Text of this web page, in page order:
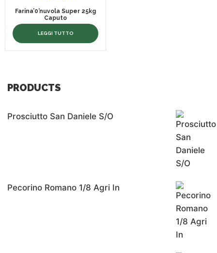
Farina’0’nuvola Super 25kg
Caputo
LEGGI TUTTO
PRODUCTS
Prosciutto San Daniele S/o
Pecorino Romano 1/8 Agri In